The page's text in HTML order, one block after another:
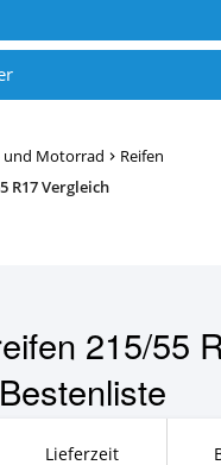
und Motorrad
Reifen
R17 Vergleich
215/55
Bestenliste
Lieferzeit